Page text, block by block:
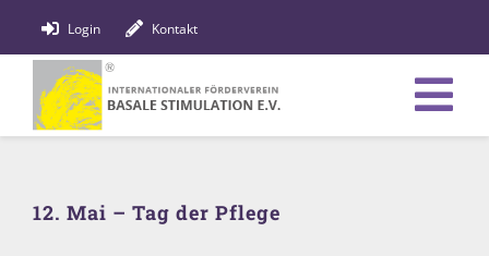
Inhalt
springen
Login Kontakt
Bildung
12. Mai – Tag der Pflege